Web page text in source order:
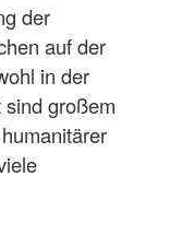
der
auf der
in der
großem